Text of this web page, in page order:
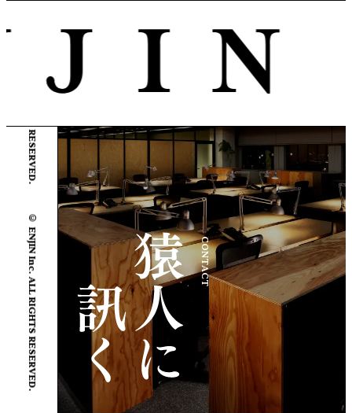
© ENJIN Inc. ALL RIGHTS RESERVED.
© ENJIN Inc. ALL RIGHTS RESERVED.
CONTACT